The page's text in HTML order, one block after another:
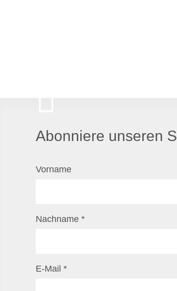
Abonniere unseren
Vorname
Nachname *
E-Mail *